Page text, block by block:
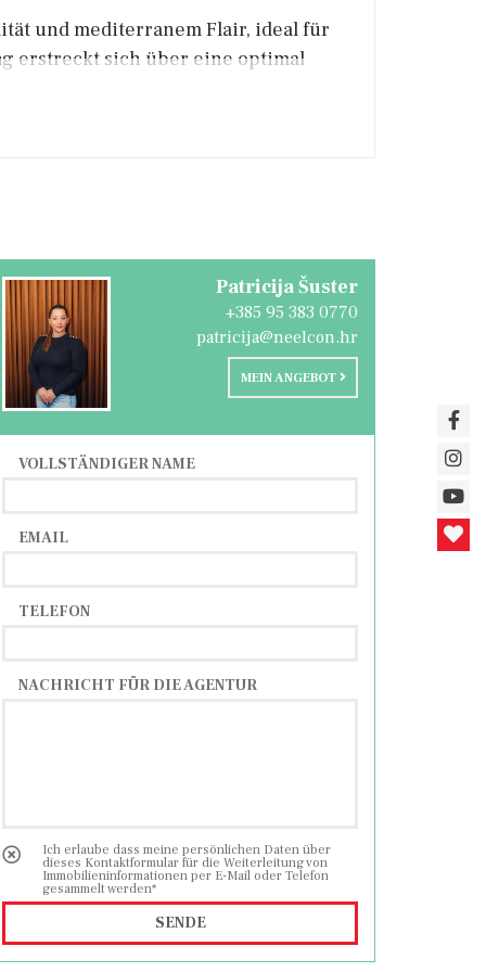
und mediterranem Flair, ideal für
erstreckt sich über eine optimal
ist, was einen angenehmen und
oder zum Entspannen am Abend
über Infrarot-Heizplatten,
gepflegt, mit insgesamt wenigen
sich ein Geschäft, Fahrradwege und
Patricija Šuster
+385 95 383 0770
patricija@neelcon.hr
MEIN ANGEBOT
VOLLSTÄNDIGER NAME
EMAIL
TELEFON
NACHRICHT FÜR DIE AGENTUR
Ich erlaube dass meine persönlichen Daten über
dieses Kontaktformular für die Weiterleitung von
Immobilieninformationen per E-Mail oder Telefon
gesammelt werden*
SENDE